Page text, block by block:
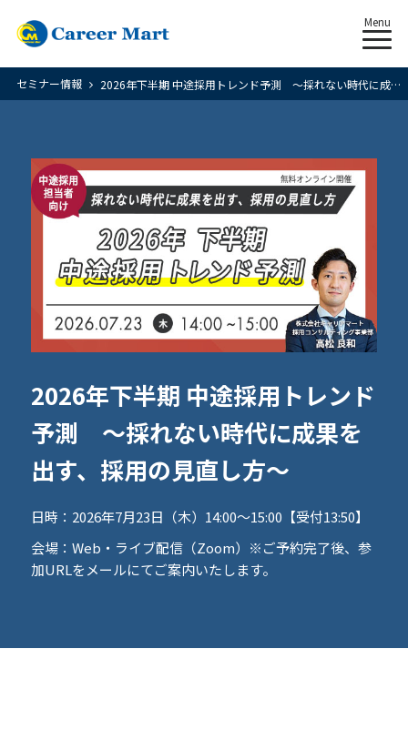
Menu
セミナー情報 2026年下半期 中途採用トレンド予測 〜採れない時代に成果を出す、採用の見直し方〜
2026年下半期 中途採用トレンド
予測 〜採れない時代に成果を
出す、採用の見直し方〜
日時： 2026年7月23日（木）14:00～15:00【受付13:50】
会場： Web・ライブ配信（Zoom）※ご予約完了後、参
加URLをメールにてご案内いたします。